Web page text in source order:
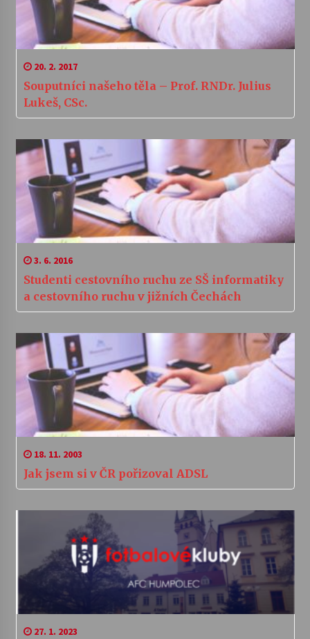
20. 2. 2017
Souputníci našeho těla – Prof. RNDr. Julius
Lukeš, CSc.
3. 6. 2016
Studenti cestovního ruchu ze SŠ informatiky
a cestovního ruchu v jižních Čechách
18. 11. 2003
Jak jsem si v ČR pořizoval ADSL
27. 1. 2023